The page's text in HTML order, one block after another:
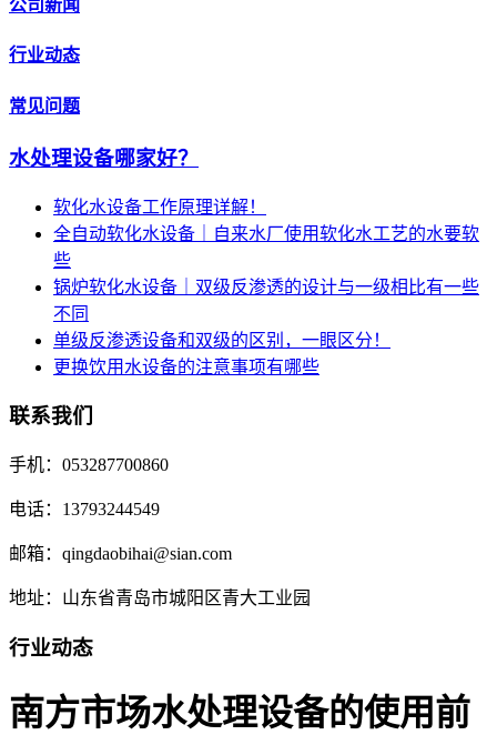
公司新闻
行业动态
常见问题
水处理设备哪家好？
软化水设备工作原理详解！
全自动软化水设备｜自来水厂使用软化水工艺的水要软
些
锅炉软化水设备｜双级反渗透的设计与一级相比有一些
不同
单级反渗透设备和双级的区别，一眼区分！
更换饮用水设备的注意事项有哪些
联系我们
手机：053287700860
电话：13793244549
邮箱：qingdaobihai@sian.com
地址：山东省青岛市城阳区青大工业园
行业动态
南方市场水处理设备的使用前